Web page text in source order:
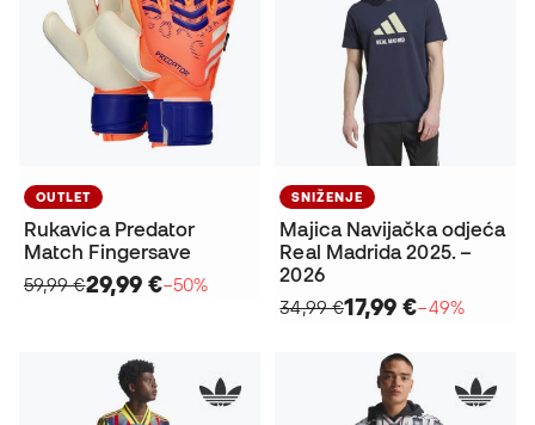
OUTLET
Rukavica Predator
Match Fingersave
59,99 €29,99 €−50%
SNIŽENJE
Majica Navijačka odjeća
Real Madrida 2025. –
2026
34,99 €17,99 €−49%